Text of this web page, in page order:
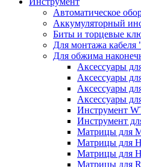
Автоматическое
Аккумуляторный
Биты и торцевые
Для монтажа кабеля
Для обжима
Аксессуары
Аксессуары
Аксессуары
Аксессуары
Инструмент
Инструмент
Матрицы для
Матрицы для
Матрицы для
Матрицы для